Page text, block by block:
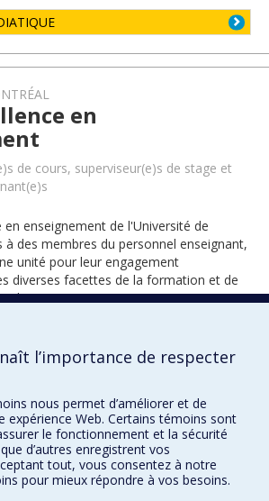
en
de cours, superviseur(e)s de stage et
en enseignement de l'Université de
des membres du personnel enseignant,
unité pour leur engagement
diverses facettes de la formation et de
2016
l’importance de respecter
nous permet d’améliorer et de
expérience Web. Certains témoins sont
le fonctionnement et la sécurité
d’autres enregistrent vos
tout, vous consentez à notre
pour mieux répondre à vos besoins.